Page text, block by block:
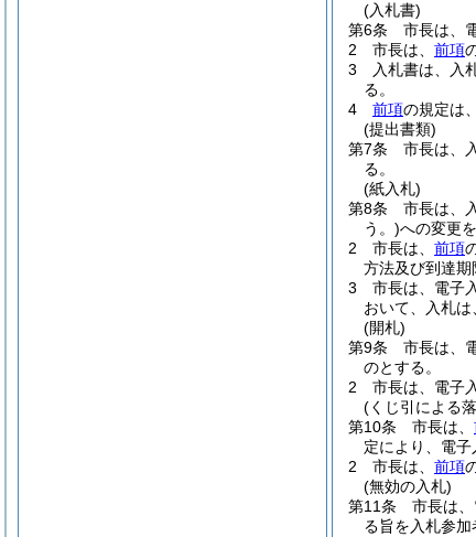
(入札書)
第6条
市長は、
2
市長は、 前項
3
入札書は、入
る。
4
前項の規定は
(提出書類)
第7条
市長は、
る。
(紙入札)
第8条
市長は、
う。)への変更
2
市長は、 前項
方法及び到達期
3
市長は、電子
おいて、入札
(開札)
第9条
市長は、
のとする。
2
市長は、電子
(くじ引による
第10条
市長は、
定により、電子
2
市長は、 前項
(無効の入札)
第11条
市長は、
る旨を入札参加